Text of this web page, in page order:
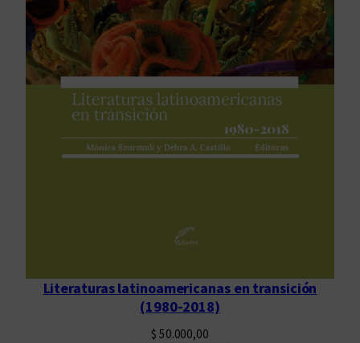
c
n
t
Literaturas latinoamericanas en transición
(1980-2018)
$ 50.000,00